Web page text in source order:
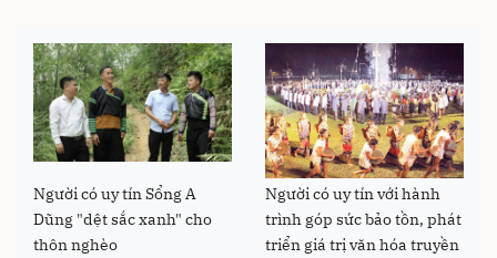
Người có uy tín Sổng A
Dũng "dệt sắc xanh" cho
thôn nghèo
Người có uy tín với hành
trình góp sức bảo tồn, phát
triển giá trị văn hóa truyền